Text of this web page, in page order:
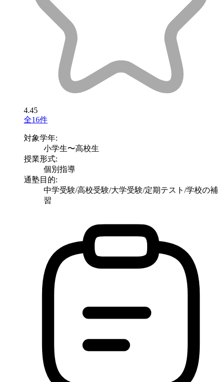
4.45
全16件
対象学年:
小学生〜高校生
授業形式:
個別指導
通塾目的:
中学受験/高校受験/大学受験/定期テスト/学校の補
習